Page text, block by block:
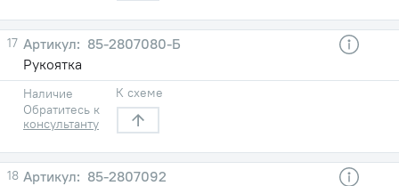
17
85-2807080-Б
Рукоятка
Наличие
Обратитесь к
консультанту
К схеме
18
85-2807092